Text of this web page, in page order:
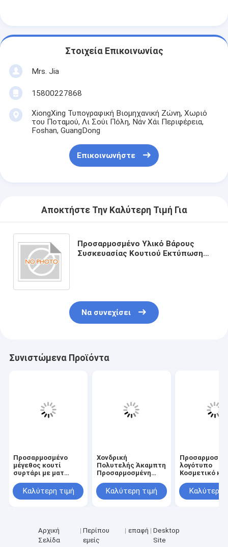
Στοιχεία Επικοινωνίας
Mrs. Jia
15800227868
XiongXing Τυπογραφική Βιομηχανική Ζώνη, Χωριό
του Ποταμού, Λι Σούι Πόλη, Νάν Χάι Περιφέρεια,
Foshan, GuangDong
Επικοινωνήστε
Αποκτήστε Την Καλύτερη Τιμή Για
Προσαρμοσμένο Υλικό Βάρους
Συσκευασίας Κουτιού Εκτύπωση
Να συνεχίσει
Συνιστώμενα Προϊόντα
Προσαρμοσμένο
μέγεθος κουτί
συρτάρι με ματ
βερνίρισμα και
ανάγλυφο για
Καλύτερη τιμή
Χονδρική
Πολυτελής Άκαμπτη
Προσαρμοσμένη
Μαγνητική Κουτί
Δώρου με 3-7
Μέγεθος για
Συσκευασία
Καλλυντικών
Καλύτερη τιμή
λογότυπο
Κοσμετικό
μέγεθος και
Καλύτερη
Αρχική
Σελίδα
Περίπου
εμείς
επαφή
Desktop
Site